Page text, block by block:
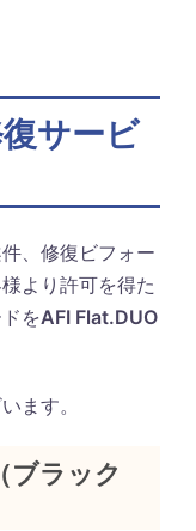
サービ
、修復ビフォー
より許可を得た
をAFI Flat.DUO
ます。
ブラック